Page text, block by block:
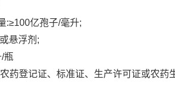
:≥100亿孢子/毫升;
悬浮剂;
瓶
药登记证、标准证、生产许可证或农药